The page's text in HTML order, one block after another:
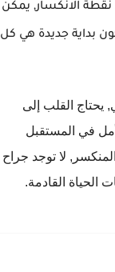
نقطة الانكسار, يمكن
بداية جديدة هي كل
القلب إلى
في المستقبل
لا توجد جراح
الحياة القادمة.